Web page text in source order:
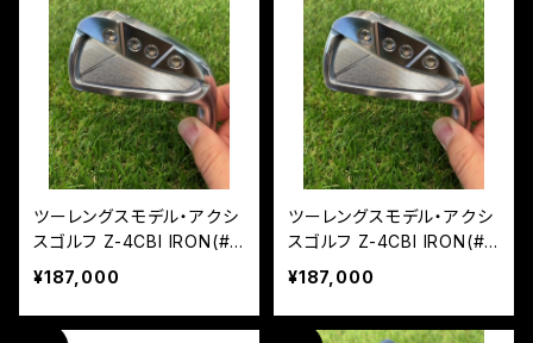
ツーレングスモデル・アクシ
スゴルフ Z-4CBI IRON(#6
~PW/5本組)NS950 NEO
¥187,000
ツーレングスモデル・アクシ
スゴルフ Z-4CBI IRON(#6
~PW/5本組)モーダス105
¥187,000